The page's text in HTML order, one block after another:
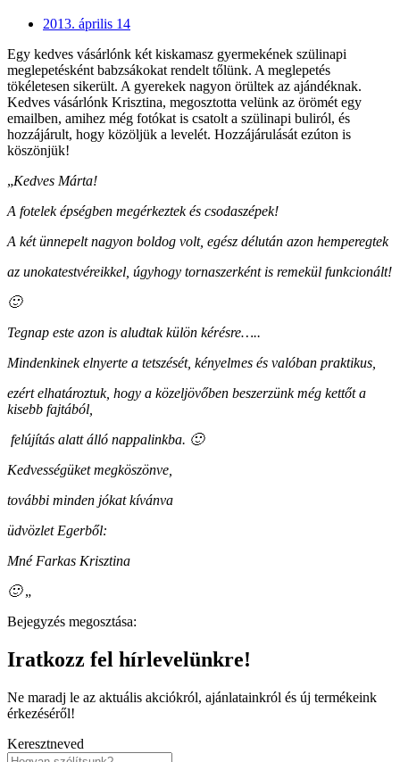
2013. április 14
Egy kedves vásárlónk két kiskamasz gyermekének szülinapi
meglepetésként babzsákokat rendelt tőlünk. A meglepetés
tökéletesen sikerült. A gyerekek nagyon örültek az ajándéknak.
Kedves vásárlónk Krisztina, megosztotta velünk az örömét egy
emailben, amihez még fotókat is csatolt a szülinapi buliról, és
hozzájárult, hogy közöljük a levelét. Hozzájárulását ezúton is
köszönjük!
„Kedves Márta!
A fotelek épségben megérkeztek és csodaszépek!
A két ünnepelt nagyon boldog volt, egész délután azon hemperegtek
az unokatestvéreikkel, úgyhogy tornaszerként is remekül funkcionált!
🙂
Tegnap este azon is aludtak külön kérésre…..
Mindenkinek elnyerte a tetszését, kényelmes és valóban praktikus,
ezért elhatároztuk, hogy a közeljövőben beszerzünk még kettőt a
kisebb fajtából,
felújítás alatt álló nappalinkba. 🙂
Kedvességüket megköszönve,
további minden jókat kívánva
üdvözlet Egerből:
Mné Farkas Krisztina
🙂„
Bejegyzés megosztása:
Iratkozz fel hírlevelünkre!
Ne maradj le az aktuális akciókról, ajánlatainkról és új termékeink
érkezéséről!
Keresztneved